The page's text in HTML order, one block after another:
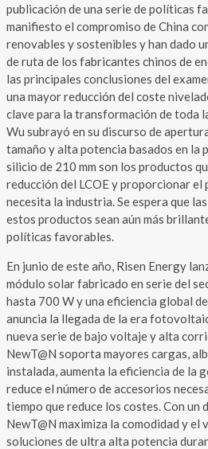
publicación de una serie de políticas
manifiesto el compromiso de China
renovables y sostenibles y han dado
de ruta de los fabricantes chinos de
las principales conclusiones del
una mayor reducción del coste
clave para la transformación de toda
Wu subrayó en su discurso de
tamaño y alta potencia basados en la
silicio de 210 mm son los productos
reducción del LCOE y proporcionar el
necesita la industria. Se espera que
estos productos sean aún más
políticas favorables.
En junio de este año, Risen Energy
módulo solar fabricado en serie del
hasta 700 W y una eficiencia global
anuncia la llegada de la era
nueva serie de bajo voltaje y alta
NewT@N soporta mayores cargas,
instalada, aumenta la eficiencia de la
reduce el número de accesorios
tiempo que reduce los costes. Con un
NewT@N maximiza la comodidad y el
soluciones de ultra alta potencia